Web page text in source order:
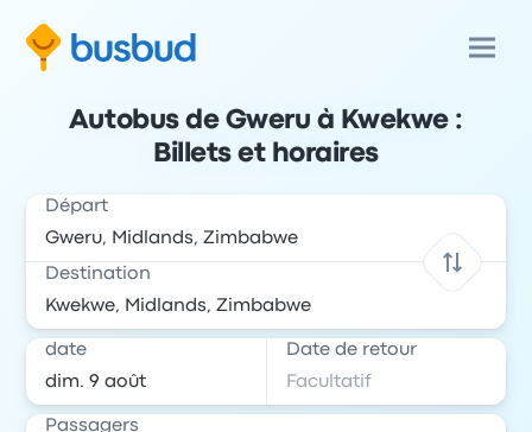
Autobus de Gweru à Kwekwe :
Billets et horaires
Départ
Destination
date Date de retour
Passagers